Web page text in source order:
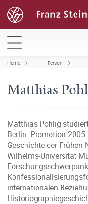
Home Person
Matthias
Matthias Pohlig
Berlin. Promotion
Geschichte der Frühen
Wilhelms-Universität
internationalen